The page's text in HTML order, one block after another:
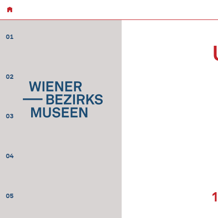
01
02
03
04
05